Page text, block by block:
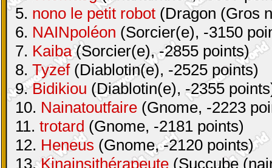
5. nono le petit robot (Dragon (Gros
6. NAINpoléon (Sorcier(e), -3150
7. Kaiba(Sorcier(e), -2855 points)
8. Tyzef(Diablotin(e), -2525 points)
9.Bidikiou (Diablotin(e), -2355
10. Nainatoutfaire (Gnome, -2223
11. trotard (Gnome, -2181 points)
12. Heneus (Gnome, -2120 points)
13.Kinainsithérapeute (Succube